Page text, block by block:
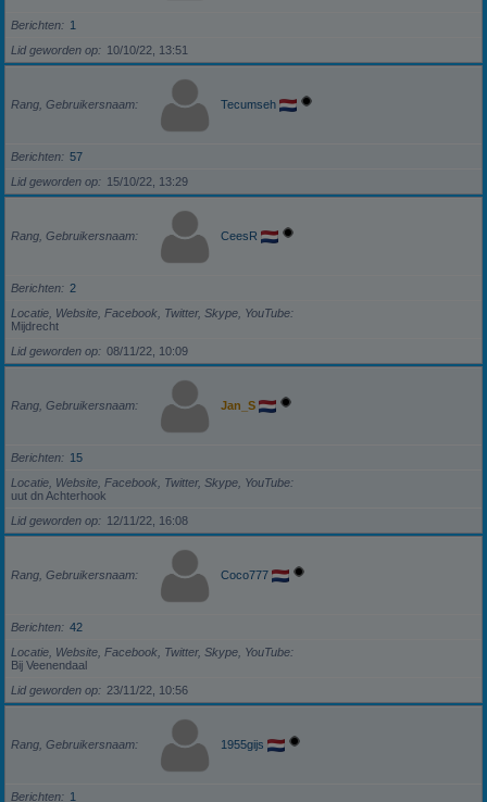
Berichten
1
Lid geworden op
10/10/22, 13:51
Rang, Gebruikersnaam Tecumseh
Berichten
57
Lid geworden op
15/10/22, 13:29
Rang, Gebruikersnaam CeesR
Berichten
2
Locatie, Website, Facebook, Twitter, Skype, YouTube
Mijdrecht
Lid geworden op
08/11/22, 10:09
Rang, Gebruikersnaam Jan_S
Berichten
15
Locatie, Website, Facebook, Twitter, Skype, YouTube
uut dn Achterhook
Lid geworden op
12/11/22, 16:08
Rang, Gebruikersnaam Coco777
Berichten
42
Locatie, Website, Facebook, Twitter, Skype, YouTube
Bij Veenendaal
Lid geworden op
23/11/22, 10:56
Rang, Gebruikersnaam 1955gijs
Berichten 1